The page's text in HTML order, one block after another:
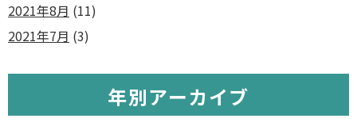
2021年8月 (11)
2021年7月 (3)
年別アーカイブ